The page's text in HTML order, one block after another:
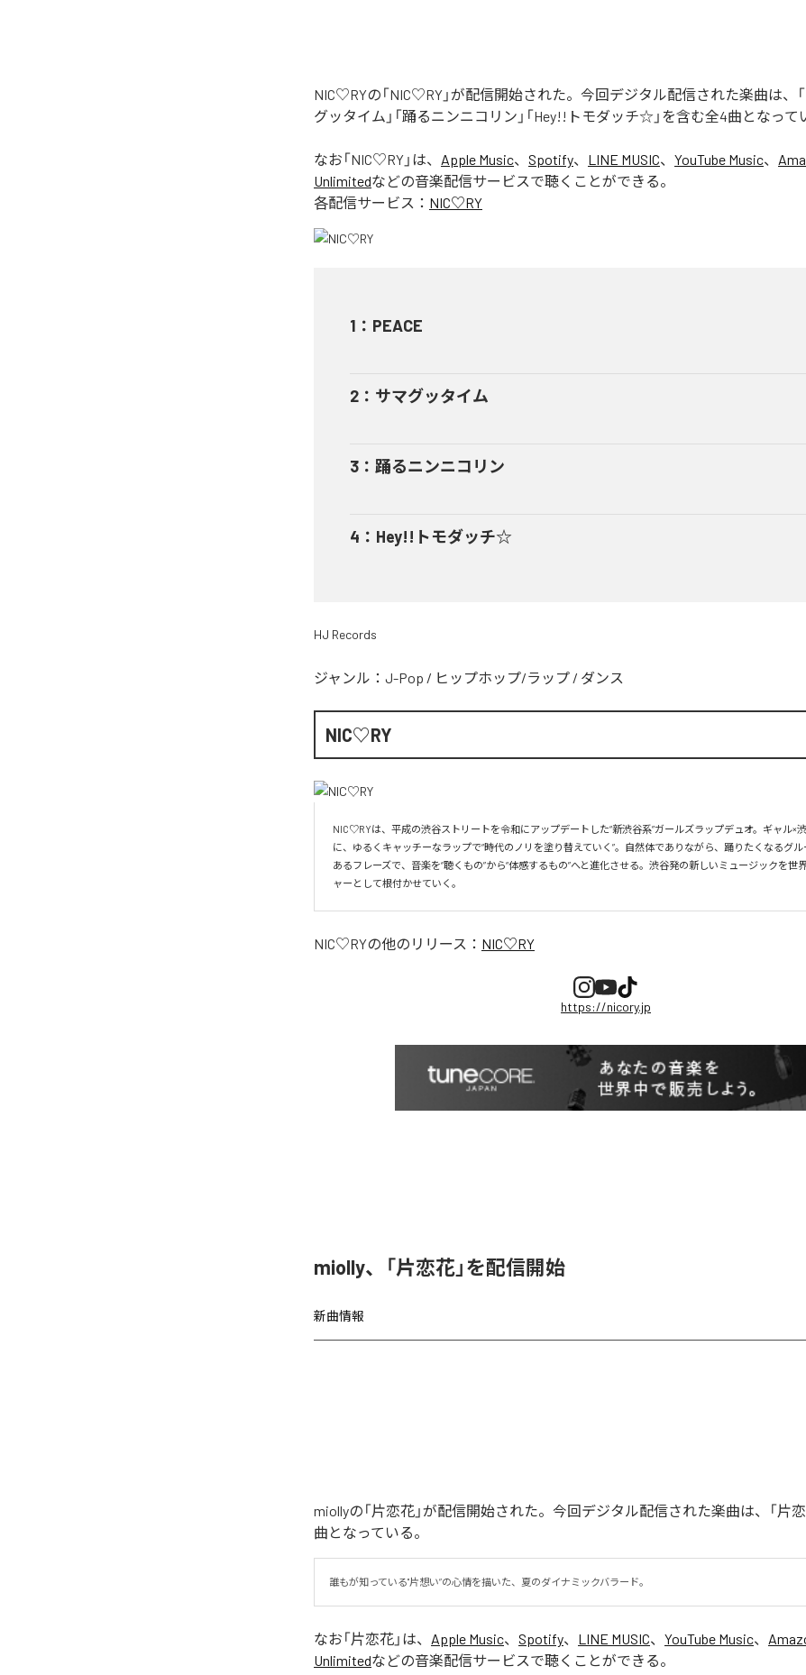
NIC♡RYの「NIC♡RY」が配信開始された。今回デジタル配信された楽曲は、「
グッタイム」「踊るニンニコリン」「Hey!!トモダッチ☆」を含む全4曲となって
なお「NIC♡RY 」は、 Apple Music、 Spotify、 LINE MUSIC、 YouTube Music、
Unlimitedなどの音楽配信サービスで聴くことができる。
各配信サービス： NIC♡RY
1 ： PEACE
2 ： サマグッタイム
3 ： 踊るニンニコリン
4 ： Hey!!トモダッチ☆
HJ Records
ジャンル： J-Pop / ヒップホップ/ラップ / ダンス
NIC♡RY
NIC♡RYは、平成の渋谷ストリートを令和にアップデートした“新渋谷系”ガールズラップデュオ。ギャル×
に、ゆるくキャッチーなラップで“時代のノリを塗り替えていく”。自然体でありながら、踊りたくなるグ
あるフレーズで、音楽を“聴くもの”から“体感するもの”へと進化させる。渋谷発の新しいミュージックを世
ャーとして根付かせていく。
NIC♡RYの他のリリース： NIC♡RY
https://nicory.jp
miolly、「片恋花」を配信開始
新曲情報
miollyの「片恋花」が配信開始された。今回デジタル配信された楽曲は、「片恋
曲となっている。
誰もが知っている"片想い”の心情を描いた、夏のダイナミックバラード。
なお「片恋花 」は、 Apple Music、 Spotify、 LINE MUSIC、 YouTube Music、
Unlimitedなどの音楽配信サービスで聴くことができる。